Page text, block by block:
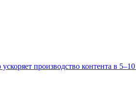
производство контента в 5–10